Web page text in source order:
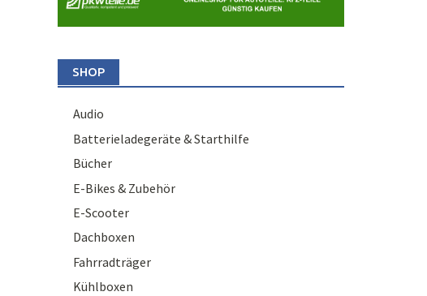
SHOP
Audio
Batterieladegeräte & Starthilfe
Bücher
E-Bikes & Zubehör
E-Scooter
Dachboxen
Fahrradträger
Kühlboxen